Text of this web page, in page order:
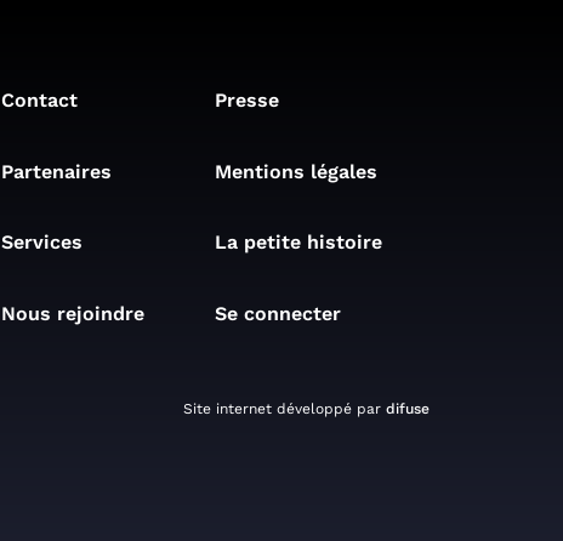
Contact Presse
Partenaires Mentions légales
Services La petite histoire
Nous rejoindre Se connecter
Site internet développé par difuse